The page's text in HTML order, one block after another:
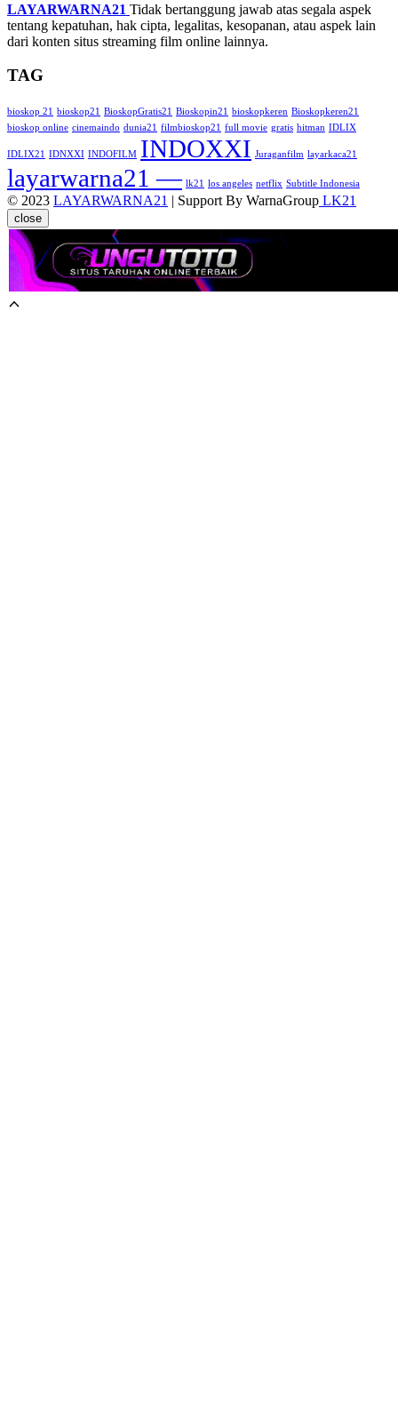
LAYARWARNA21 Tidak bertanggung jawab atas segala aspek
tentang kepatuhan, hak cipta, legalitas, kesopanan, atau aspek lain
dari konten situs streaming film online lainnya.
TAG
bioskop 21 bioskop21 BioskopGratis21 Bioskopin21 bioskopkeren Bioskopkeren21
bioskop online cinemaindo dunia21 filmbioskop21 full movie gratis hitman IDLIX
IDLIX21 IDNXXI INDOFILM INDOXXI Juraganfilm layarkaca21
layarwarna21 — lk21 los angeles netflix Subtitle Indonesia
© 2023 LAYARWARNA21 | Support By WarnaGroup LK21
close